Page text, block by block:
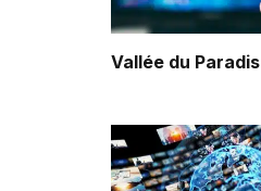
Vallée du Paradis